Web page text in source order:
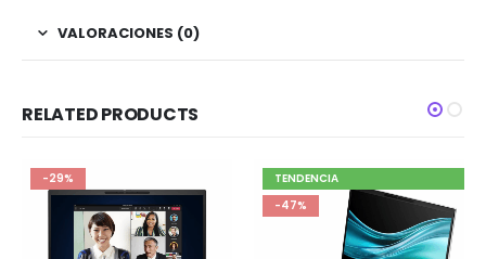
VALORACIONES (0)
RELATED PRODUCTS
-29%
TENDENCIA
-47%